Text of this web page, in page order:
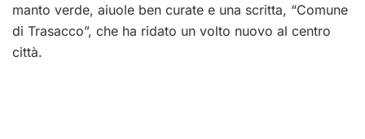
manto verde, aiuole ben curate e una scritta, “Comune
di Trasacco”, che ha ridato un volto nuovo al centro
città.